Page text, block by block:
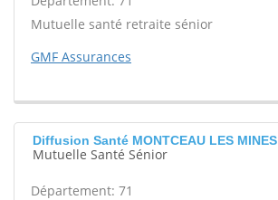
Mutuelle santé retraite sénior
GMF Assurances
Diffusion Santé MONTCEAU LES MINES
Mutuelle Santé Sénior
Département: 71